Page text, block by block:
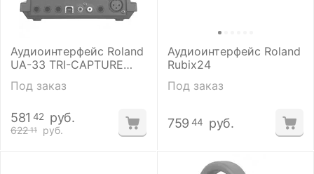
Аудиоинтерфейс Roland
UA-33 TRI-CAPTURE
Под заказ
622 11 руб.
581 42 руб.
Аудиоинтерфейс Roland
Rubix24
Под заказ
759 44 руб.